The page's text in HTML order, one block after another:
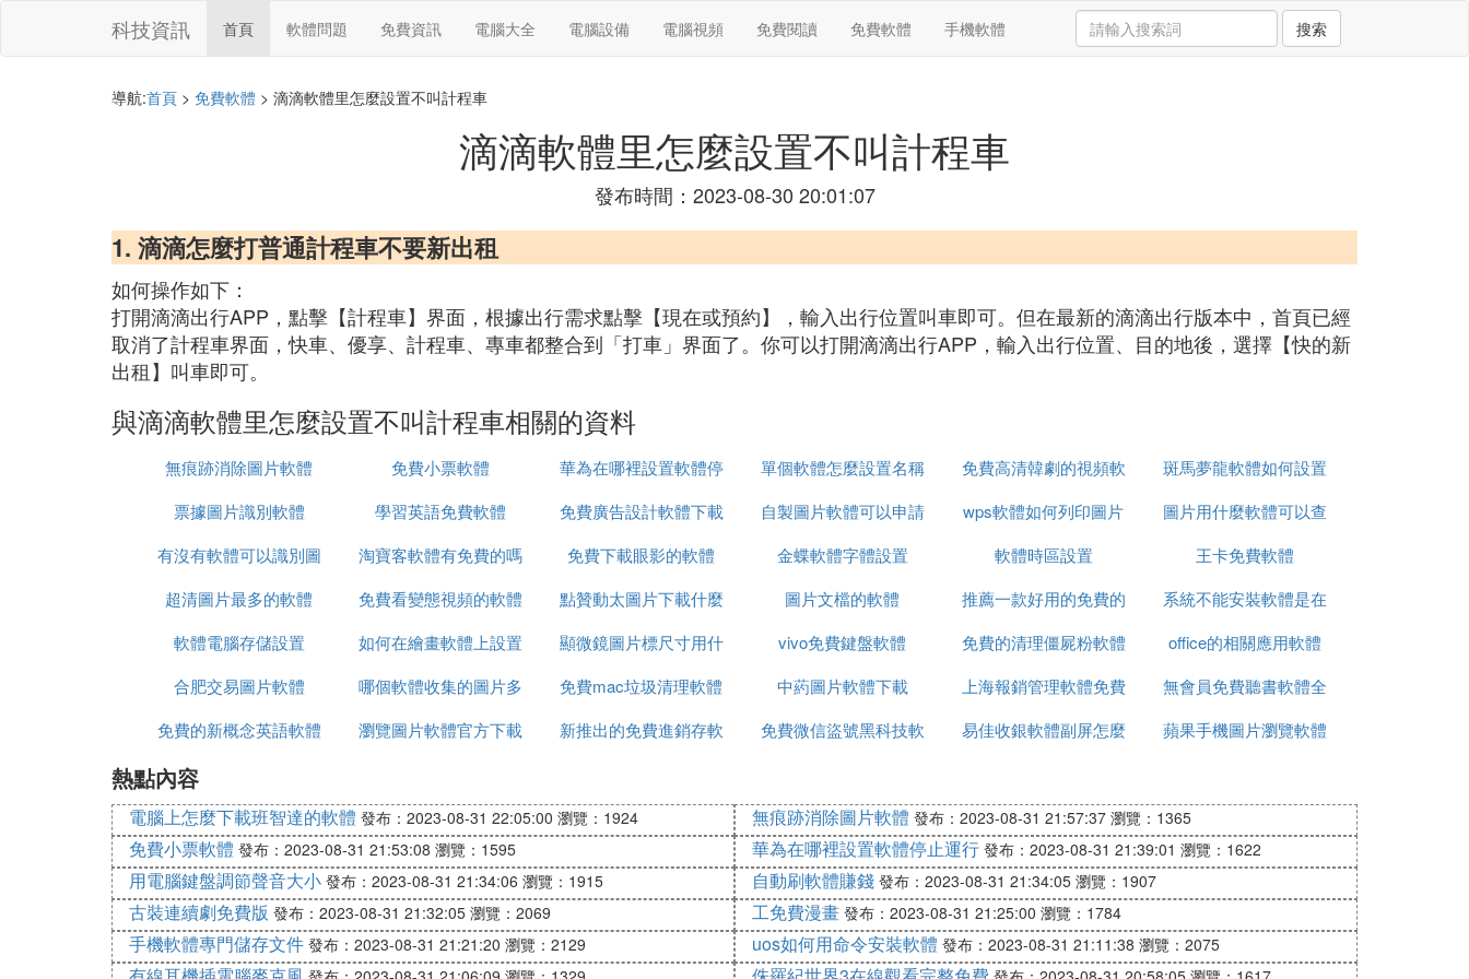
科技資訊 首頁 軟體問題 免費資訊 電腦大全 電腦設備 電腦視頻 免費閱讀 免費軟體 手機軟體 搜索
導航:首頁 > 免費軟體 > 滴滴軟體里怎麼設置不叫計程車
滴滴軟體里怎麼設置不叫計程車
發布時間：2023-08-30 20:01:07
1. 滴滴怎麼打普通計程車不要新出租
如何操作如下：
打開滴滴出行APP，點擊【計程車】界面，根據出行需求點擊【現在或預約】，輸入出行位置叫車即可。但在最新的滴滴出行版本中，首頁已經
取消了計程車界面，快車、優享、計程車、專車都整合到「打車」界面了。你可以打開滴滴出行APP，輸入出行位置、目的地後，選擇【快的新
出租】叫車即可。
與滴滴軟體里怎麼設置不叫計程車相關的資料
無痕跡消除圖片軟體 免費小票軟體
華為在哪裡設置軟體停
止運行
單個軟體怎麼設置名稱
免費高清韓劇的視頻軟
體
斑馬夢龍軟體如何設置
單面列印
票據圖片識別軟體 學習英語免費軟體 免費廣告設計軟體下載
自製圖片軟體可以申請
軟著
wps軟體如何列印圖片
更清晰
圖片用什麼軟體可以查
看修改痕跡
有沒有軟體可以識別圖
片的畫師
淘寶客軟體有免費的嗎 免費下載眼影的軟體 金蝶軟體字體設置 軟體時區設置
王卡免費軟體
超清圖片最多的軟體
免費看變態視頻的軟體
點贊動太圖片下載什麼
軟體
圖片文檔的軟體
推薦一款好用的免費的
錄屏軟體
系統不能安裝軟體是在
哪裡設置
軟體電腦存儲設置
如何在繪畫軟體上設置
紙張
顯微鏡圖片標尺寸用什
麼軟體
vivo免費鍵盤軟體 免費的清理僵屍粉軟體
office的相關應用軟體
圖片
合肥交易圖片軟體 哪個軟體收集的圖片多 免費mac垃圾清理軟體 中葯圖片軟體下載
上海報銷管理軟體免費
版
無會員免費聽書軟體全
免費
免費的新概念英語軟體 瀏覽圖片軟體官方下載
新推出的免費進銷存軟
免費微信盜號黑科技軟
易佳收銀軟體副屏怎麼
蘋果手機圖片瀏覽軟體
熱點內容
電腦上怎麼下載班智達的軟體 發布：2023-08-31 22:05:00 瀏覽：1924 無痕跡消除圖片軟體 發布：2023-08-31 21:57:37 瀏覽：1365
免費小票軟體 發布：2023-08-31 21:53:08 瀏覽：1595 華為在哪裡設置軟體停止運行 發布：2023-08-31 21:39:01 瀏覽：1622
用電腦鍵盤調節聲音大小 發布：2023-08-31 21:34:06 瀏覽：1915 自動刷軟體賺錢 發布：2023-08-31 21:34:05 瀏覽：1907
古裝連續劇免費版 發布：2023-08-31 21:32:05 瀏覽：2069 工免費漫畫 發布：2023-08-31 21:25:00 瀏覽：1784
手機軟體專門儲存文件 發布：2023-08-31 21:21:20 瀏覽：2129 uos如何用命令安裝軟體 發布：2023-08-31 21:11:38 瀏覽：2075